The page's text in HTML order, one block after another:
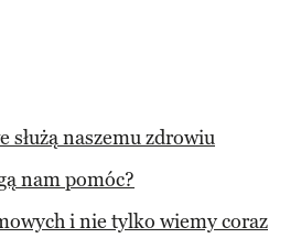
służą naszemu zdrowiu
nam pomóc?
i nie tylko wiemy coraz